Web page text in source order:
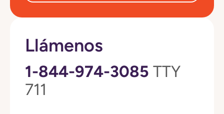
Llámenos
1-844-974-3085 TTY
711